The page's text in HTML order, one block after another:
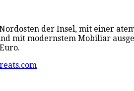
der Insel, mit einer
mit modernstem Mobiliar